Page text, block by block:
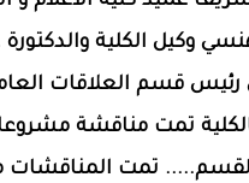
وكيل الكلية والدكتورة
رئيس قسم العلاقات
تمت مناقشة
تمت المناقشات